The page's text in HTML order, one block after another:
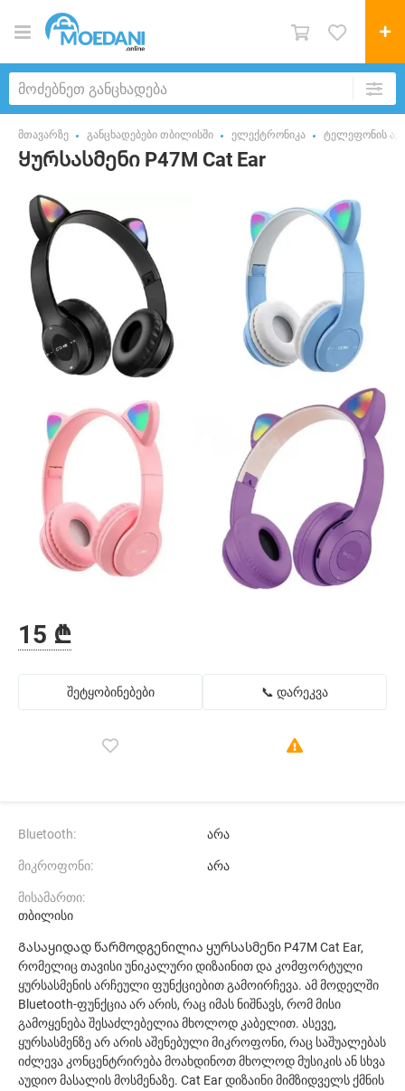
მთავარზე განცხადებები თბილისში ელექტრონიკა ტელეფონის
Ყურსასმენი P47M Cat Ear
15 ₾
შეტყობინებები 📞 დარეკვა
Bluetooth: არა
მიკროფონი: არა
მისამართი:
თბილისი
Გასაყიდად წარმოდგენილია ყურსასმენი P47M Cat Ear,
რომელიც თავისი უნიკალური დიზაინით და კომფორტული
ყურსასმენის არჩეული ფუნქციებით გამოირჩევა. ამ მოდელში
Bluetooth-ფუნქცია არ არის, რაც იმას ნიშნავს, რომ მისი
გამოყენება შესაძლებელია მხოლოდ კაბელით. ასევე,
ყურსასმენზე არ არის აშენებული მიკროფონი, რაც საშუალებას
იძლევა კონცენტრირება მოახდინოთ მხოლოდ მუსიკის ან სხვა
აუდიო მასალის მოსმენაზე. Cat Ear დიზაინი მიმზიდველს ქმნის